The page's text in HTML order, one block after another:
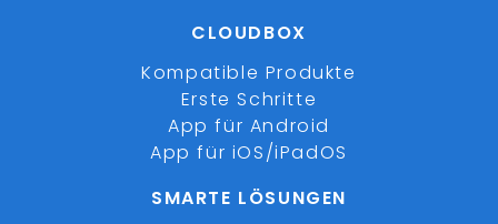
CLOUDBOX
Kompatible Produkte
Erste Schritte
App für Android
App für iOS/iPadOS
SMARTE LÖSUNGEN